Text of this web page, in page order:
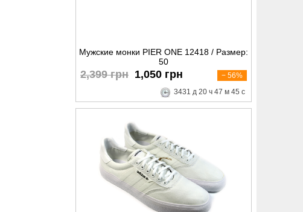
Мужские монки PIER ONE 12418 / Размер:
50
2,399 грн 1,050 грн
− 56%
3431 д 20 ч 47 м 44 с